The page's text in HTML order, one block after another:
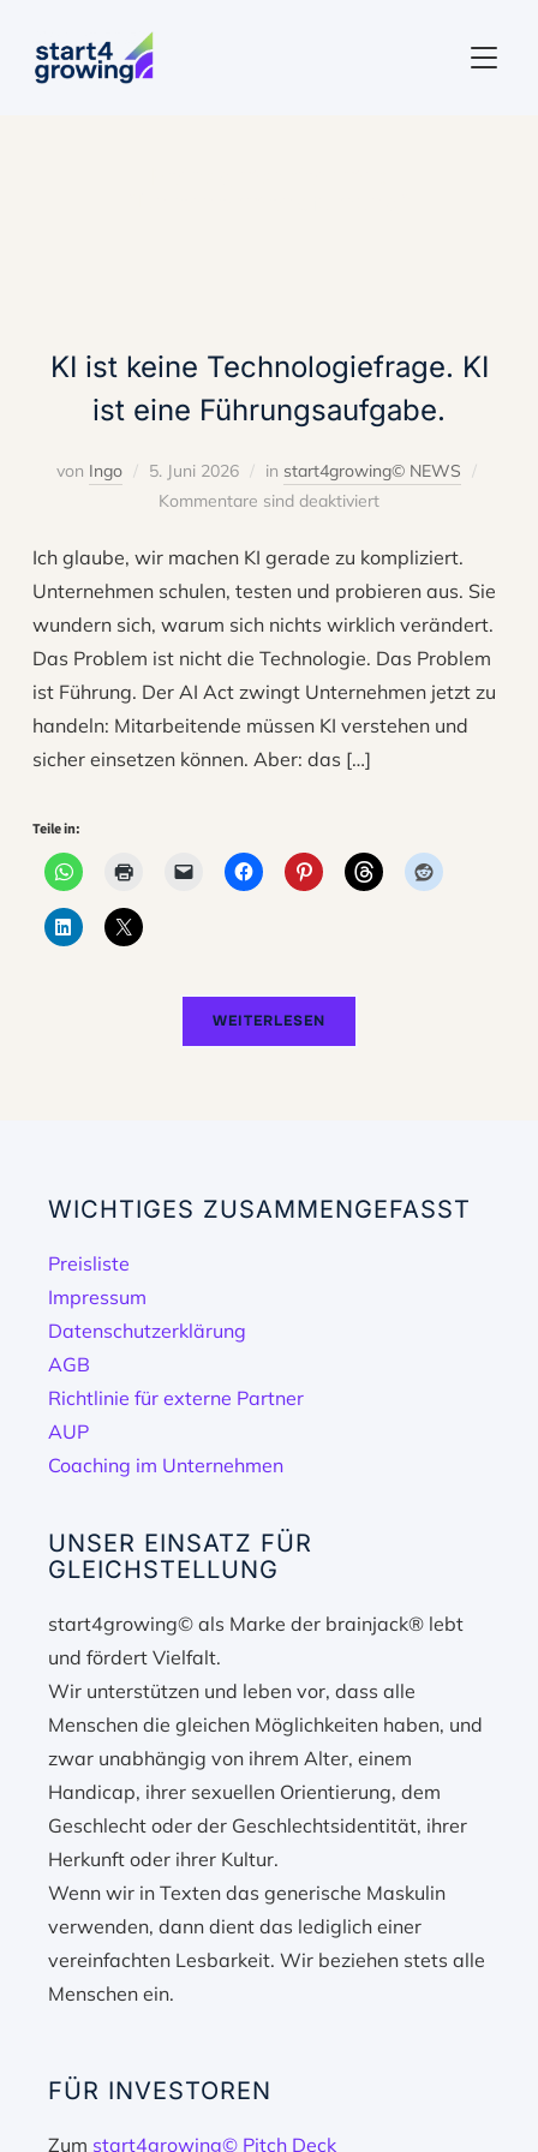
KI ist keine Technologiefrage. KI
ist eine Führungsaufgabe.
von Ingo 5. Juni 2026 in start4growing© NEWS
Kommentare sind deaktiviert
Ich glaube, wir machen KI gerade zu kompliziert.
Unternehmen schulen, testen und probieren aus. Sie
wundern sich, warum sich nichts wirklich verändert.
Das Problem ist nicht die Technologie. Das Problem
ist Führung. Der AI Act zwingt Unternehmen jetzt zu
handeln: Mitarbeitende müssen KI verstehen und
sicher einsetzen können. Aber: das […]
Teile in:
WEITERLESEN
WICHTIGES ZUSAMMENGEFASST
Preisliste
Impressum
Datenschutzerklärung
AGB
Richtlinie für externe Partner
AUP
Coaching im Unternehmen
UNSER EINSATZ FÜR
GLEICHSTELLUNG
start4growing© als Marke der brainjack® lebt
und fördert Vielfalt.
Wir unterstützen und leben vor, dass alle
Menschen die gleichen Möglichkeiten haben, und
zwar unabhängig von ihrem Alter, einem
Handicap, ihrer sexuellen Orientierung, dem
Geschlecht oder der Geschlechtsidentität, ihrer
Herkunft oder ihrer Kultur.
Wenn wir in Texten das generische Maskulin
verwenden, dann dient das lediglich einer
vereinfachten Lesbarkeit. Wir beziehen stets alle
Menschen ein.
FÜR INVESTOREN
Zum start4growing© Pitch Deck